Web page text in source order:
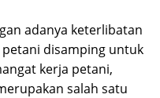
adanya keterlibatan
petani disamping untuk
kerja petani,
salah satu